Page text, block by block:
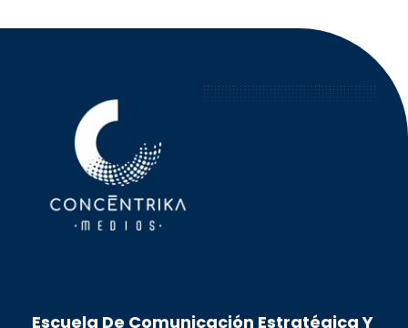
Escuela De Comunicación Estratégica Y